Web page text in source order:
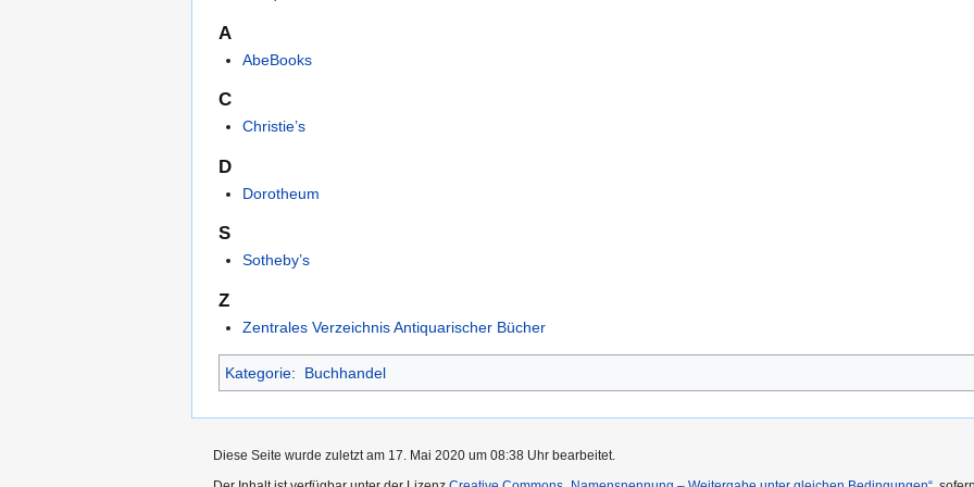
A
AbeBooks
C
Christie’s
D
Dorotheum
S
Sotheby’s
Z
Zentrales Verzeichnis Antiquarischer Bücher
Kategorie: Buchhandel
Diese Seite wurde zuletzt am 17. Mai 2020 um 08:38 Uhr bearbeitet.